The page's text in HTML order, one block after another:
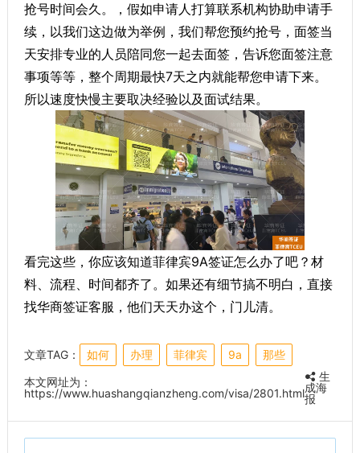
抢号时间会久。，假如申请人打算联系机构协助申请手
续，以我们这边做为举例，我们帮您预约抢号，面签当
天安排专业的人员陪同您一起去面签，告诉您面签注意
事项等等，整个周期最快7天之内就能帮您申请下来。
所以速度快慢主要取决经验以及面试结果。
看完这些，你应该知道菲律宾9A签证怎么办了吧？材
料、流程、时间都齐了。如果还有细节搞不明白，直接
找华商签证客服，他们天天办这个，门儿清。
文章TAG： 如何 办理 菲律宾 9a
那些
本文网址为：
https://www.huashangqianzheng.com/visa/2801.html
生
成海
报